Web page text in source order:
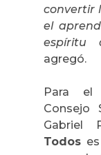
convertir
el
espíritu
agregó.
Para el
Consejo
Gabriel
Todos